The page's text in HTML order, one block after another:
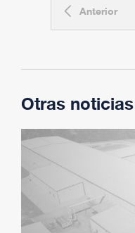
Anterior
Otras noticias